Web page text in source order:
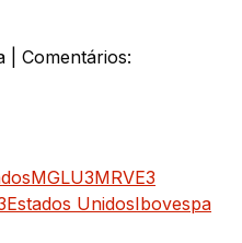
| Comentários:
MGLU3MRVE3
Estados UnidosIbovespa